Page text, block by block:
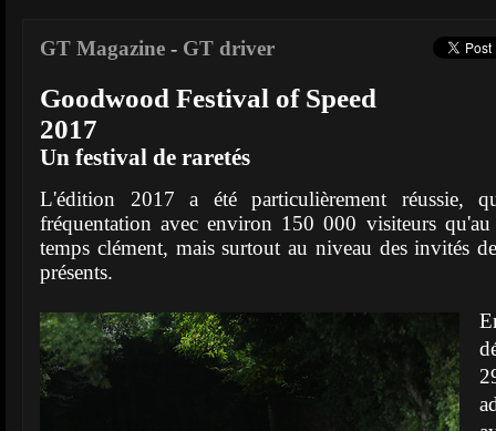
GT Magazine - GT driver
Goodwood Festival of Speed
2017
Un festival de raretés
L'édition 2017 a été particulièrement réussie,
fréquentation avec environ 150 000 visiteurs
temps clément, mais surtout au niveau des invités
présents.